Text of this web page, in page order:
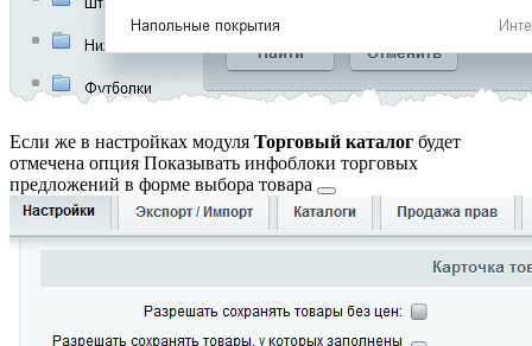
Если же в настройках модуля Торговый каталог будет
отмечена опция Показывать инфоблоки торговых
предложений в форме выбора товара